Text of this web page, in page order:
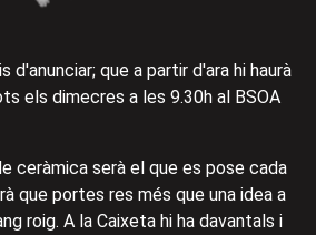
que a partir d'ara hi haurà
els dimecres a les 9.30h al BSOA
ceràmica serà el que es pose cada
que portes res més que una idea a
roig. A la Caixeta hi ha davantals i